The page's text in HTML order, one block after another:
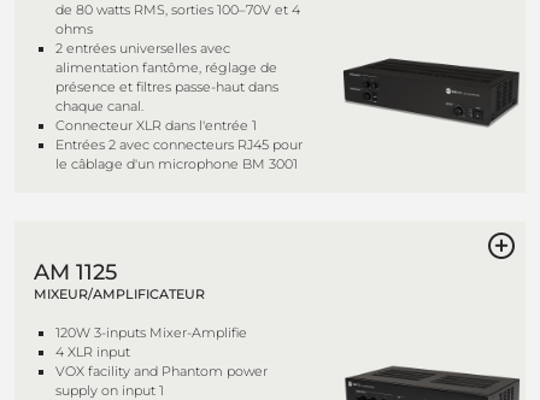
de 80 watts RMS, sorties 100–70V et 4
ohms
2 entrées universelles avec
alimentation fantôme, réglage de
présence et filtres passe-haut dans
chaque canal.
Connecteur XLR dans l'entrée 1
Entrées 2 avec connecteurs RJ45 pour
le câblage d'un microphone BM 3001
AM 1125
MIXEUR/AMPLIFICATEUR
120W 3-inputs Mixer-Amplifie
4 XLR input
VOX facility and Phantom power
supply on input 1